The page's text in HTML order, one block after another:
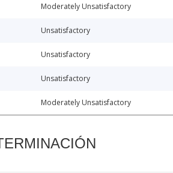
Moderately Unsatisfactory
Unsatisfactory
Unsatisfactory
Unsatisfactory
Moderately Unsatisfactory